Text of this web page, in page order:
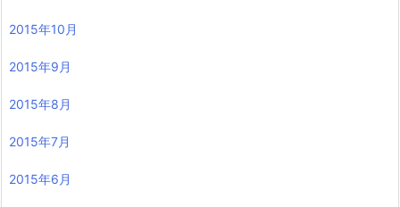
2015年10月
2015年9月
2015年8月
2015年7月
2015年6月